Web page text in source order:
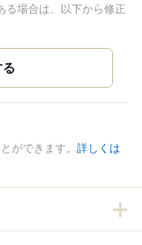
る場合は、以下から修正
ができます。 詳しくは